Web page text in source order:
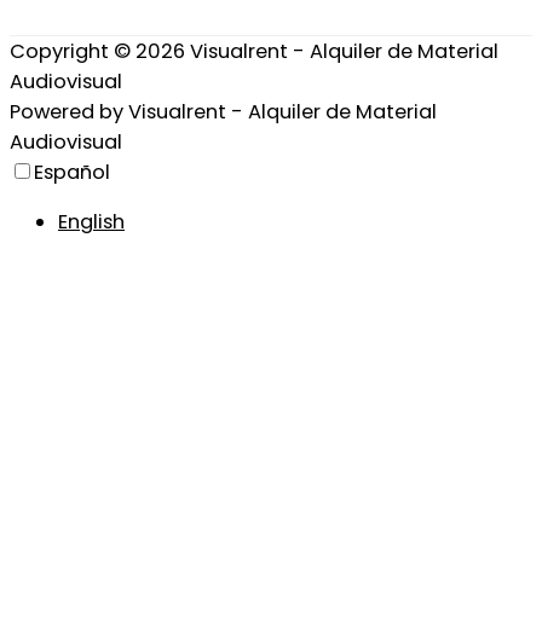
Copyright © 2026 Visualrent - Alquiler de Material
Audiovisual
Powered byVisualrent - Alquiler de Material
Audiovisual
Español
English